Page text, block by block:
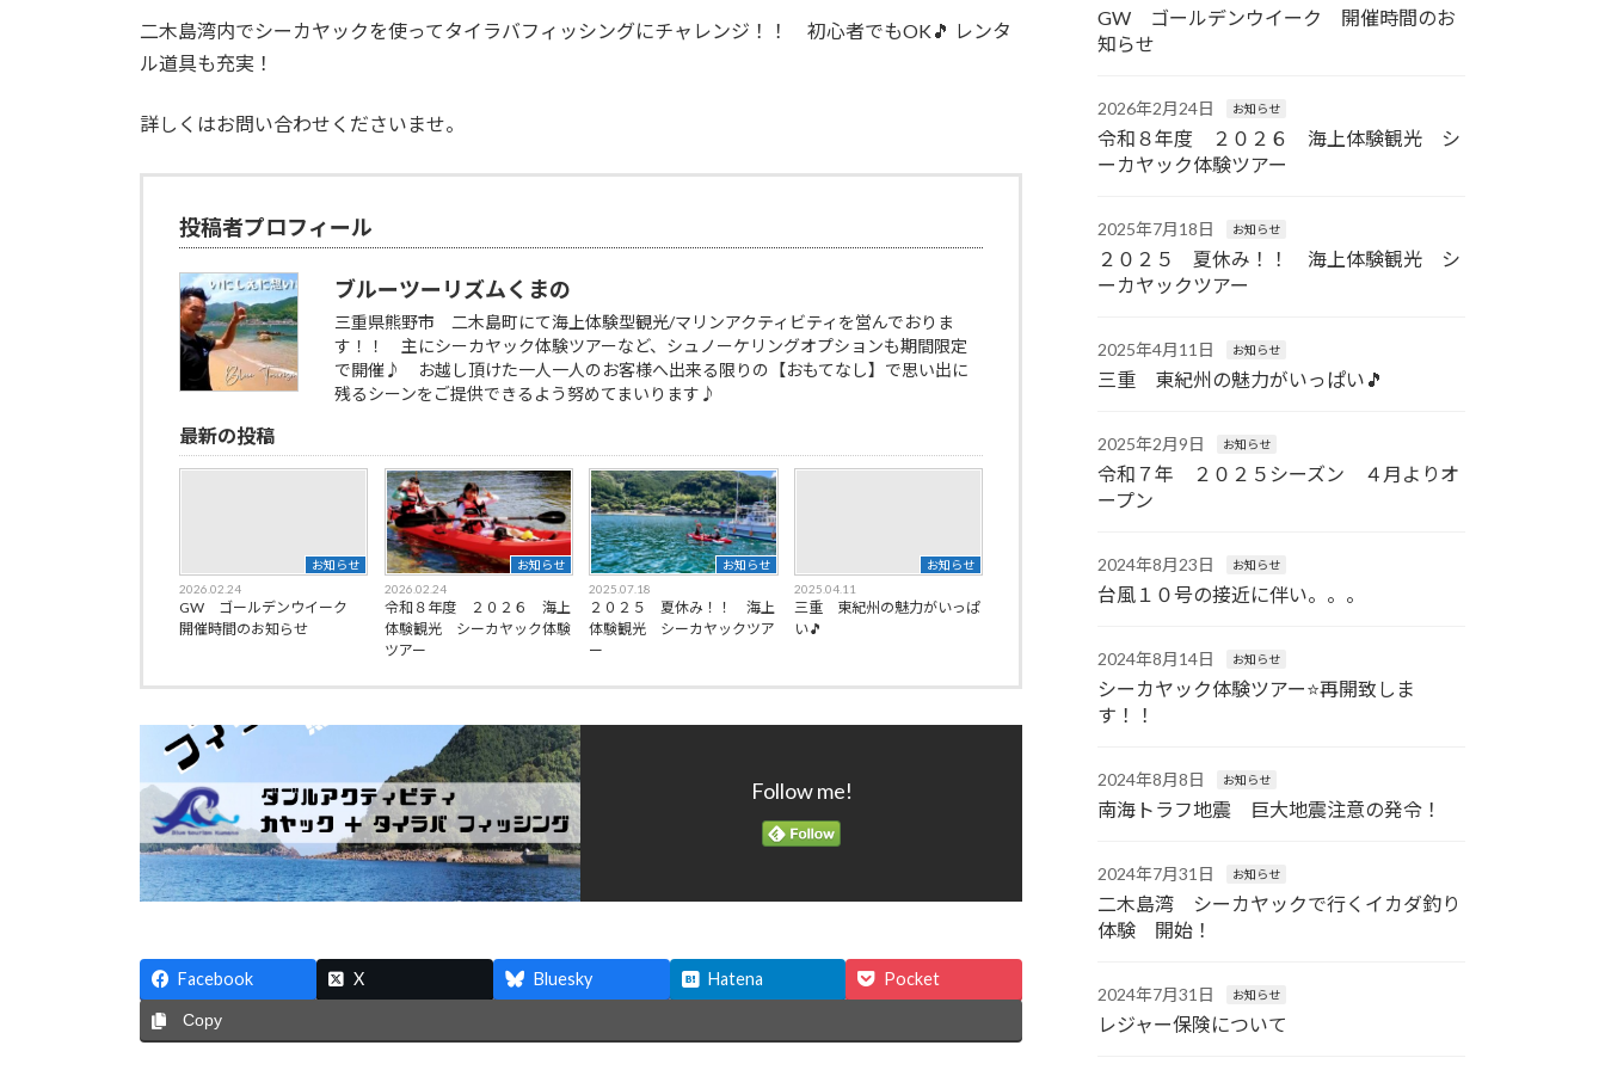
新
二木島湾内でシーカヤックを使ってタイラバフィッシングにチャレンジ！！ 初心者でもOK🎵 レンタ
ル道具も充実！
詳しくはお問い合わせくださいませ。
投稿者プロフィール
ブルーツーリズムくまの
三重県熊野市 二木島町にて海上体験型観光/マリンアクティビティを営んでおりま
す！！ 主にシーカヤック体験ツアーなど、シュノーケリングオプションも期間限定
で開催♪ お越し頂けた一人一人のお客様へ出来る限りの【おもてなし】で思い出に
残るシーンをご提供できるよう努めてまいります♪
最新の投稿
お知らせ
2026.02.24
GW ゴールデンウイーク
開催時間のお知らせ
お知らせ
2026.02.24
令和８年度 ２０２６ 海上
体験観光 シーカヤック体験
ツアー
お知らせ
2025.07.18
２０２５ 夏休み！！ 海上
体験観光 シーカヤックツア
ー
お知らせ
2025.04.11
三重 東紀州の魅力がいっぱ
い🎵
Follow me!
Facebook X Bluesky Hatena Pocket
Copy
GW ゴールデンウイーク 開催時間のお
知らせ
2026年2月24日 お知らせ
令和８年度 ２０２６ 海上体験観光 シ
ーカヤック体験ツアー
2025年7月18日 お知らせ
２０２５ 夏休み！！ 海上体験観光 シ
ーカヤックツアー
2025年4月11日 お知らせ
三重 東紀州の魅力がいっぱい🎵
2025年2月9日 お知らせ
令和７年 ２０２５シーズン ４月よりオ
ープン
2024年8月23日 お知らせ
台風１０号の接近に伴い。。。
2024年8月14日 お知らせ
シーカヤック体験ツアー⭐️再開致しま
す！！
2024年8月8日 お知らせ
南海トラフ地震 巨大地震注意の発令！
2024年7月31日 お知らせ
二木島湾 シーカヤックで行くイカダ釣り
体験 開始！
2024年7月31日 お知らせ
レジャー保険について